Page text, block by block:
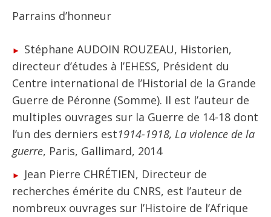
Parrains d’honneur
Stéphane AUDOIN ROUZEAU, Historien,
directeur d’études à l’EHESS, Président du
Centre international de l’Historial de la Grande
Guerre de Péronne (Somme). Il est l’auteur de
multiples ouvrages sur la Guerre de 14-18 dont
l’un des derniers est1914-1918, La violence de la
guerre, Paris, Gallimard, 2014
Jean Pierre CHRÉTIEN, Directeur de
recherches émérite du CNRS, est l’auteur de
nombreux ouvrages sur l’Histoire de l’Afrique